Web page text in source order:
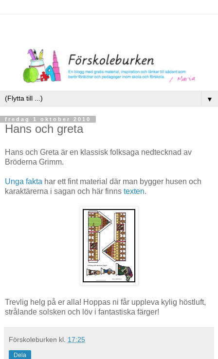
▼
fredag 1 oktober 2010
Hans och greta
Hans och Greta är en klassisk folksaga nedtecknad av
Bröderna Grimm.
Unga fakta har ett fint material där man bygger husen och
karaktärerna i sagan och här finns texten.
Trevlig helg på er alla! Hoppas ni får uppleva kylig höstluft,
strålande solsken och löv i fantastiska färger!
Förskoleburken kl. 17:25
Dela